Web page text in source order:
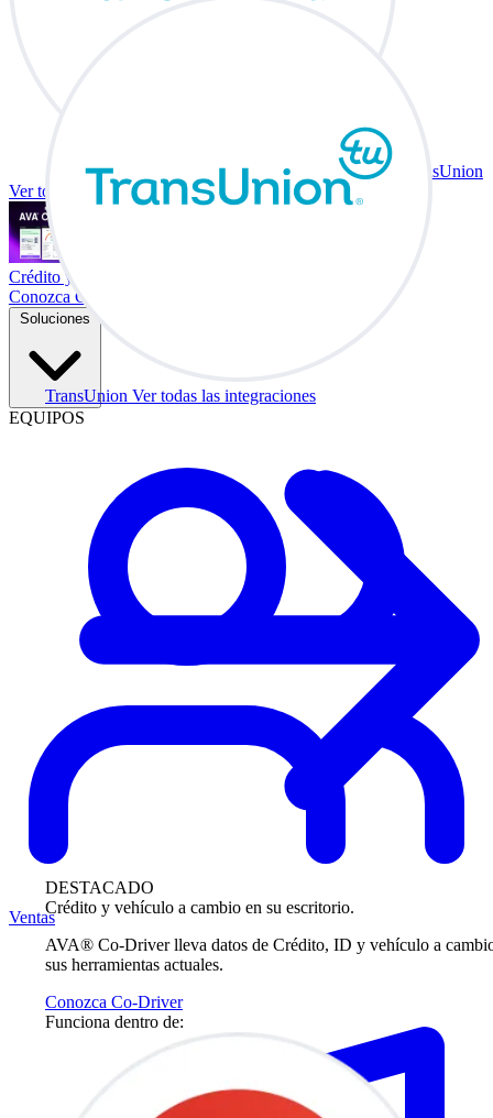
TransUnion Ver todas las integraciones
DESTACADO
Crédito y vehículo a cambio en su escritorio.
AVA® Co-Driver lleva datos de Crédito, ID y vehículo a
sus herramientas actuales.
Conozca Co-Driver
Funciona dentro de:
TransUnion
Ver todas las integraciones
Crédito y vehículo a cambio en su escritorio.
Conozca Co-Driver
Soluciones
EQUIPOS
Ventas